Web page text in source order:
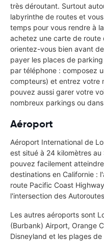
très déroutant. Surtout
labyrinthe de routes et
temps pour vous rendre à
achetez une carte de route
orientez-vous bien avant
payer les places de
par téléphone : composez
compteurs) et entrez votre
pouvez aussi garer votre
nombreux parkings ou
Aéroport
Aéroport International de
est situé à 24 kilomètres
pouvez facilement
destinations en Californie :
route Pacific Coast
l'intersection des
Les autres aéroports sont
(Burbank) Airport, Orange
Disneyland et les plages